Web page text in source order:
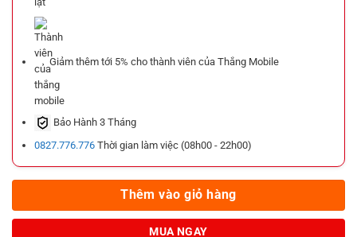
Giảm thêm tới 5% cho thành viên của Thắng Mobile
Bảo Hành 3 Tháng
0827.776.776 Thời gian làm việc (08h00 - 22h00)
Thêm vào giỏ hàng
MUA NGAY